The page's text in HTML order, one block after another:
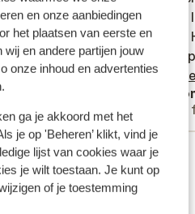
en onze aanbiedingen
het plaatsen van eerste en
en andere partijen jouw
onze inhoud en advertenties
ga je akkoord met het
je op 'Beheren’ klikt, vind je
lijst van cookies waar je
je wilt toestaan. Je kunt op
of je toestemming
gordijn naar het
en een krakende
onze gehele 10
ons balkon.
de receptie, er is
dit op te lossen.
8! Maar voor wat
halfpension moet
gordijn naar het
en een krakende
prima.
geen
best
hotel
prima.
ge...
3 ervaringen
jou